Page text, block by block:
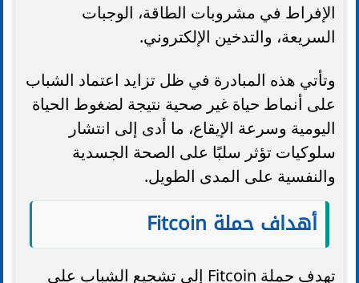
الإفراط في مشروبات الطاقة، الوجبات
السريعة، والتدخين الإلكتروني.
وتأتي هذه المبادرة في ظل تزايد اعتماد الشباب
على أنماط حياة غير صحية نتيجة لضغوط الحياة
اليومية وسرعة الإيقاع، ما أدى إلى انتشار
سلوكيات تؤثر سلبًا على الصحة الجسدية
والنفسية على المدى الطويل.
أهداف حملة Fitcoin
تهدف حملة Fitcoin إلى تشجيع الشباب على